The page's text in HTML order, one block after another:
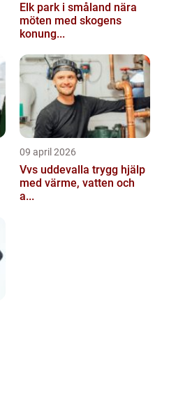
Elk park i småland nära
möten med skogens
konung...
09 april 2026
Vvs uddevalla trygg hjälp
med värme, vatten och
a...